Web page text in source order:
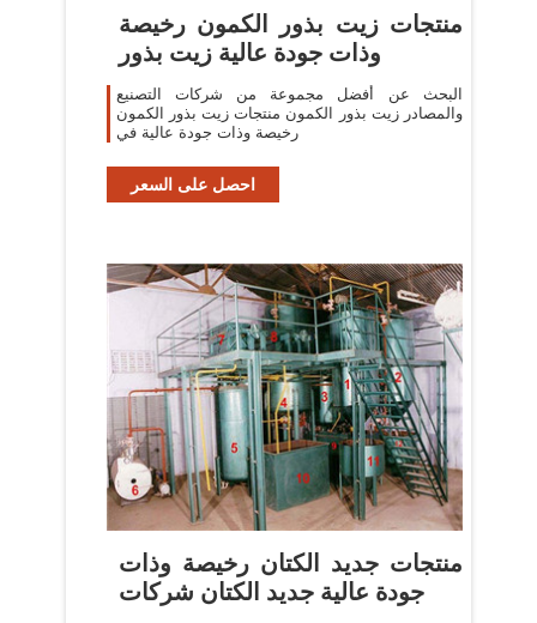
منتجات زيت بذور الكمون رخيصة
وذات جودة عالية زيت بذور
البحث عن أفضل مجموعة من شركات التصنيع
والمصادر زيت بذور الكمون منتجات زيت بذور الكمون
رخيصة وذات جودة عالية في
احصل على السعر
منتجات جديد الكتان رخيصة وذات
جودة عالية جديد الكتان شركات